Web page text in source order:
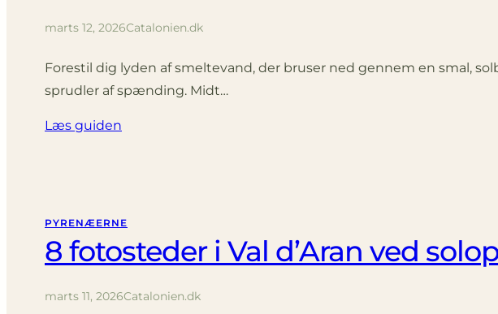
marts 12, 2026Catalonien.dk
Forestil dig lyden af smeltevand, der bruser ned gennem en smal,
sprudler af spænding. Midt…
Læs guiden
PYRENÆERNE
8 fotosteder i Val d’Aran ved
marts 11, 2026Catalonien.dk